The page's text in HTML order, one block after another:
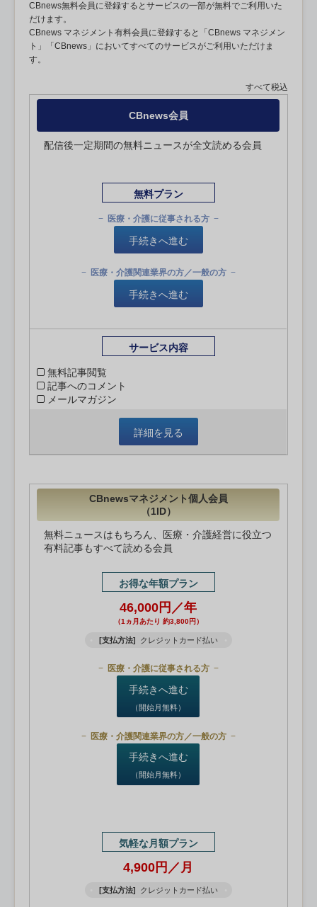
CBnews無料会員に登録するとサービスの一部が無料でご利用いた
だけます。
CBnews マネジメント有料会員に登録すると「CBnews マネジメン
ト」「CBnews」においてすべてのサービスがご利用いただけま
す。
すべて税込
CBnews会員
配信後一定期間の無料ニュースが全文読める会員
無料プラン
医療・介護に従事される方
手続きへ進む
医療・介護関連業界の方／一般の方
手続きへ進む
サービス内容
無料記事閲覧
記事へのコメント
メールマガジン
詳細を見る
CBnewsマネジメント個人会員
（1ID）
無料ニュースはもちろん、医療・介護経営に役立つ
有料記事もすべて読める会員
お得な年額プラン
46,000円／年
（1ヵ月あたり 約3,800円）
[支払方法] クレジットカード払い
医療・介護に従事される方
手続きへ進む
（開始月無料）
医療・介護関連業界の方／一般の方
手続きへ進む
（開始月無料）
気軽な月額プラン
4,900円／月
[支払方法] クレジットカード払い